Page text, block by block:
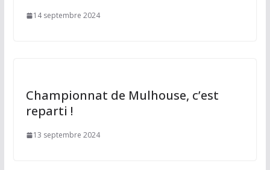
14 septembre 2024
Championnat de Mulhouse, c’est
reparti !
13 septembre 2024